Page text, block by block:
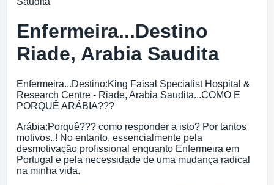
Enfermeira...Destino
Riade, Arabia Saudita
Enfermeira...Destino:King Faisal Specialist Hospital &
Research Centre - Riade, Arabia Saudita...COMO E
PORQUÊ ARÁBIA???
Arábia:Porquê??? como responder a isto? Por tantos
motivos..! No entanto, essencialmente pela
desmotivação profissional enquanto Enfermeira em
Portugal e pela necessidade de uma mudança radical
na minha vida.